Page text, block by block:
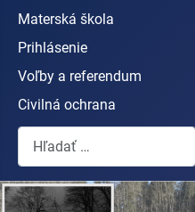
Materská škola
Prihlásenie
Voľby a referendum
Civilná ochrana
Hľadať...